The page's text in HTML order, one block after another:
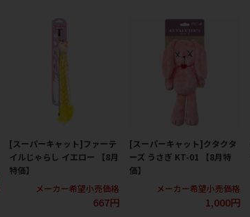
[スーパーキャット]ファーテ
イルじゃらし イエロー 【8月
特価】
メーカー希望小売価格
667円
[スーパーキャット]クタクタ
ーズ うさぎ KT-01 【8月特
価】
メーカー希望小売価格
1,000円